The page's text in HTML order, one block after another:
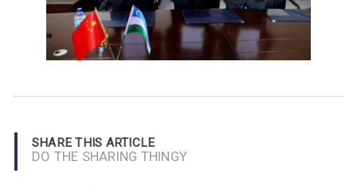
SHARE THIS ARTICLE
DO THE SHARING THINGY